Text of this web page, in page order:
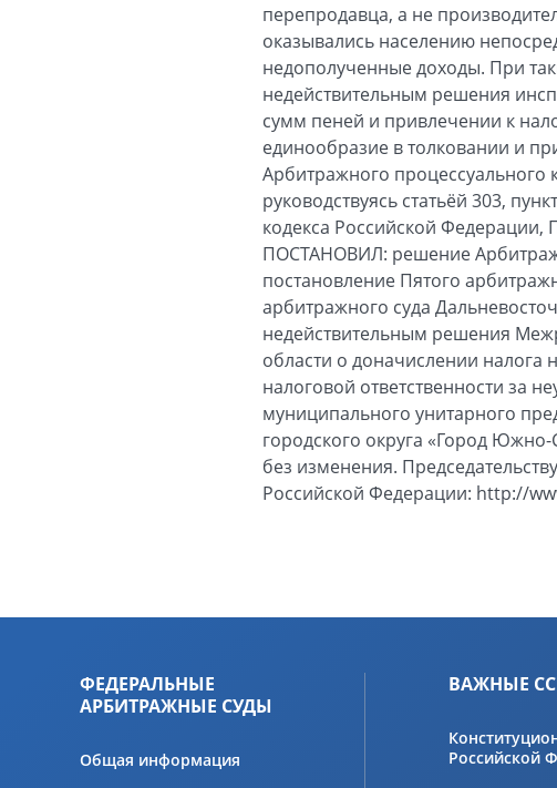
перепродавца, а не
оказывались населению
недополученные доходы. При
недействительным решения
сумм пеней и привлечении к
единообразие в толковании и
Арбитражного
руководствуясь статьёй 303,
кодекса Российской
ПОСТАНОВИЛ: решение
постановление Пятого
арбитражного суда
недействительным решения
области о доначислении
налоговой ответственности за
муниципального унитарного
городского округа «Город Южно-
без изменения.
Российской Федерации: http://
ФЕДЕРАЛЬНЫЕ
АРБИТРАЖНЫЕ СУДЫ
Общая информация
ВАЖНЫЕ
Российской